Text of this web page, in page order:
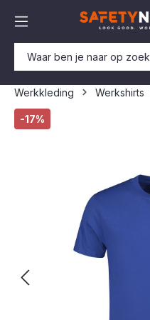
Werkkleding Werkshirts
Afbeeldingengalerij overslaan
-17%